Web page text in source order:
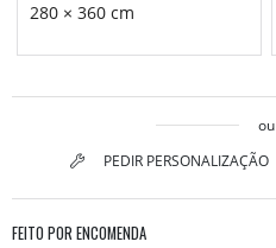
280 × 360 cm
ou
PEDIR PERSONALIZAÇÃO
FEITO POR ENCOMENDA